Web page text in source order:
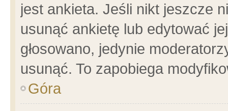
jest ankieta. Jeśli nikt jeszcze
usunąć ankietę lub edytować
głosowano, jedynie
usunąć. To zapobiega
Góra